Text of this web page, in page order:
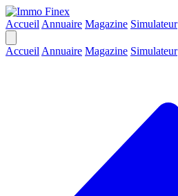
Accueil Annuaire Magazine Simulateur
Accueil Annuaire Magazine Simulateur